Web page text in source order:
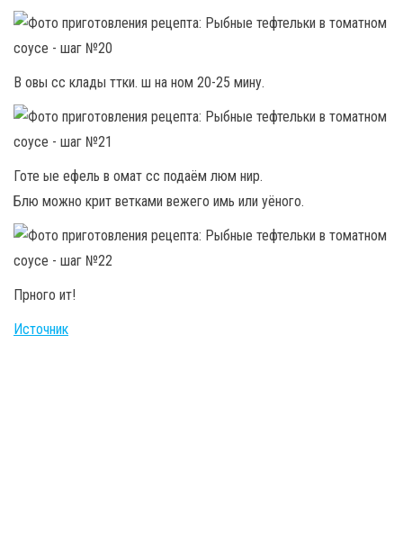
В овы сс клады ттки. ш на ном 20-25 мину.
Готе ые ефель в омат сс подаём люм нир.
Блю можно крит ветками вежего имь или уёного.
Прного ит!
Источник